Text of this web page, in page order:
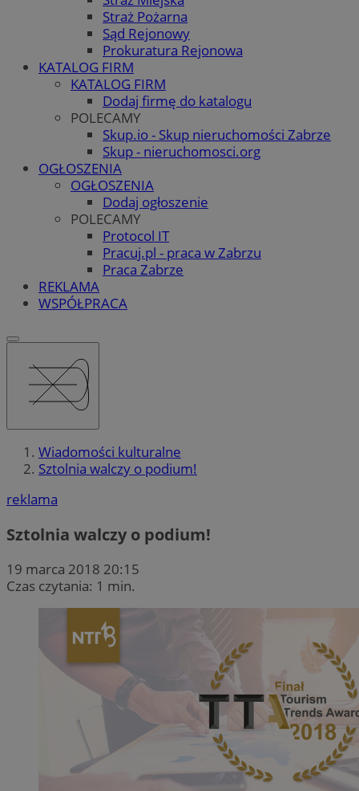
Straż Pożarna
Sąd Rejonowy
Prokuratura Rejonowa
KATALOG FIRM
KATALOG FIRM
Dodaj firmę do katalogu
POLECAMY
Skup.io - Skup nieruchomości Zabrze
Skup - nieruchomosci.org
OGŁOSZENIA
OGŁOSZENIA
Dodaj ogłoszenie
POLECAMY
Protocol IT
Pracuj.pl - praca w Zabrzu
Praca Zabrze
REKLAMA
WSPÓŁPRACA
Wiadomości kulturalne
Sztolnia walczy o podium!
reklama
Sztolnia walczy o podium!
19 marca 2018 20:15
Czas czytania: 1 min.